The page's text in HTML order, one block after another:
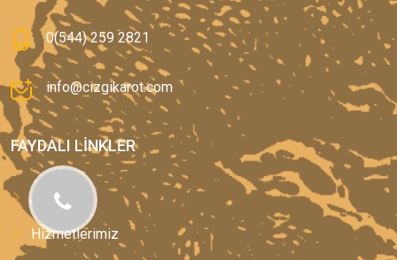
0(544) 259 2821
info@cizgikarot.com
FAYDALI LINKLER
Anasayfa
Hizmetlerimiz